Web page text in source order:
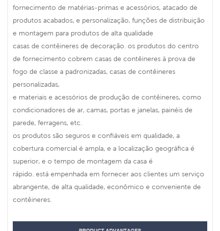
fornecimento de matérias-primas e acessórios, atacado de
produtos acabados, e personalização, funções de distribuição
e montagem para produtos de alta qualidade
casas de contêineres de decoração. os produtos do centro
de fornecimento cobrem casas de contêineres à prova de
fogo de classe a padronizadas, casas de contêineres
personalizadas,
e materiais e acessórios de produção de contêineres, como
condicionadores de ar, camas, portas e janelas, painéis de
parede, ferragens, etc.
os produtos são seguros e confiáveis em qualidade, a
cobertura comercial é ampla, e a localização geográfica é
superior, e o tempo de montagem da casa é
rápido. está empenhada em fornecer aos clientes um serviço
abrangente, de alta qualidade, econômico e conveniente de
contêineres.